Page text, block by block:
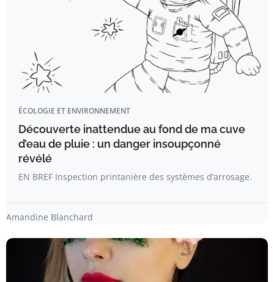
ÉCOLOGIE ET ENVIRONNEMENT
Découverte inattendue au fond de ma cuve
d’eau de pluie : un danger insoupçonné
révélé
EN BREF Inspection printanière des systèmes d’arrosage.
Amandine Blanchard